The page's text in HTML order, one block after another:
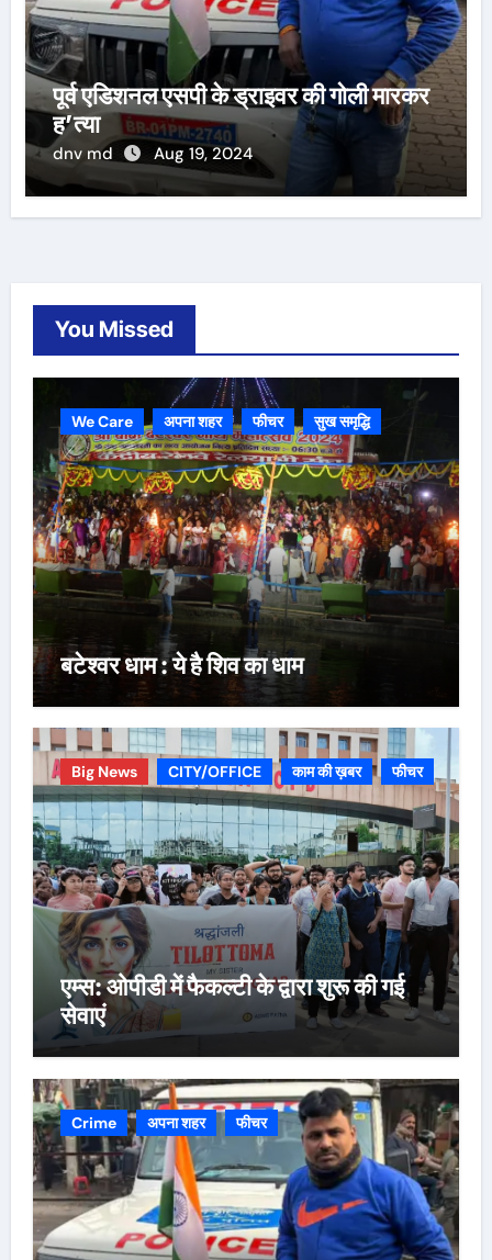
पूर्व एडिशनल एसपी के ड्राइवर की गोली मारकर
ह’त्या
dnv md Aug 19, 2024
You Missed
We Care अपना शहर फीचर सुख समृद्धि
बटेश्वर धाम : ये है शिव का धाम
Big News CITY/OFFICE काम की ख़बर फीचर
एम्स: ओपीडी में फैकल्टी के द्वारा शुरू की गई
सेवाएं
Crime अपना शहर फीचर